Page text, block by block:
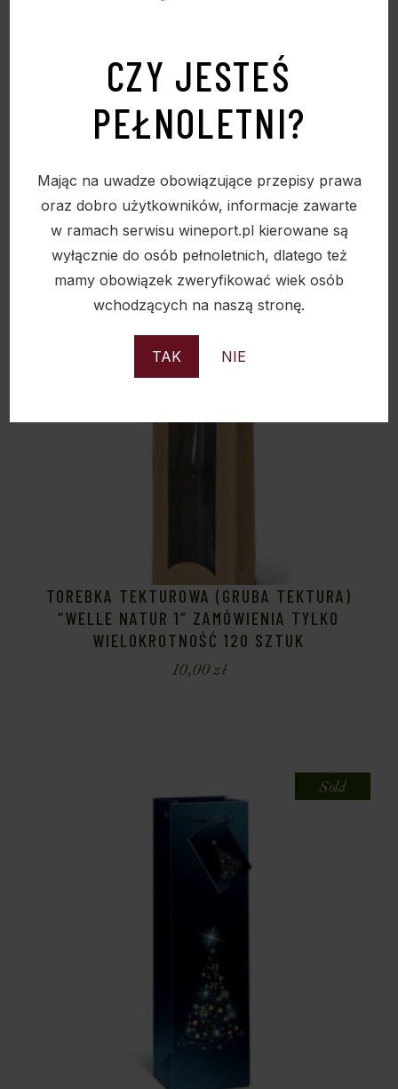
CZY JESTEŚ
PEŁNOLETNI?
Mając na uwadze obowiązujące przepisy prawa
oraz dobro użytkowników, informacje zawarte
w ramach serwisu wineport.pl kierowane są
wyłącznie do osób pełnoletnich, dlatego też
mamy obowiązek zweryfikować wiek osób
wchodzących na naszą stronę.
TAK NIE
TOREBKA TEKTUROWA “WEIHNACHTSGLANZ”
ZAMÓWIENIA TYLKO WIELOKROTNOŚĆ 50
SZTUK
10,00 zł
Sold
TOREBKA TEKTUROWA (GRUBA TEKTURA)
“WELLE NATUR 1” ZAMÓWIENIA TYLKO
WIELOKROTNOŚĆ 120 SZTUK
10,00zł
Sold